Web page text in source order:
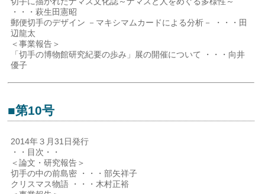
・・・萩生田憲昭
郵便切手のデザイン －マキシマムカードによる分析－ ・・・田
辺龍太
＜事業報告＞
「切手の博物館研究紀要の歩み」展の開催について ・・・向井
優子
■第10号
2014年３月31日発行
・・目次・・
＜論文・研究報告＞
切手の中の前島密 ・・・部矢祥子
クリスマス物語 ・・・木村正裕